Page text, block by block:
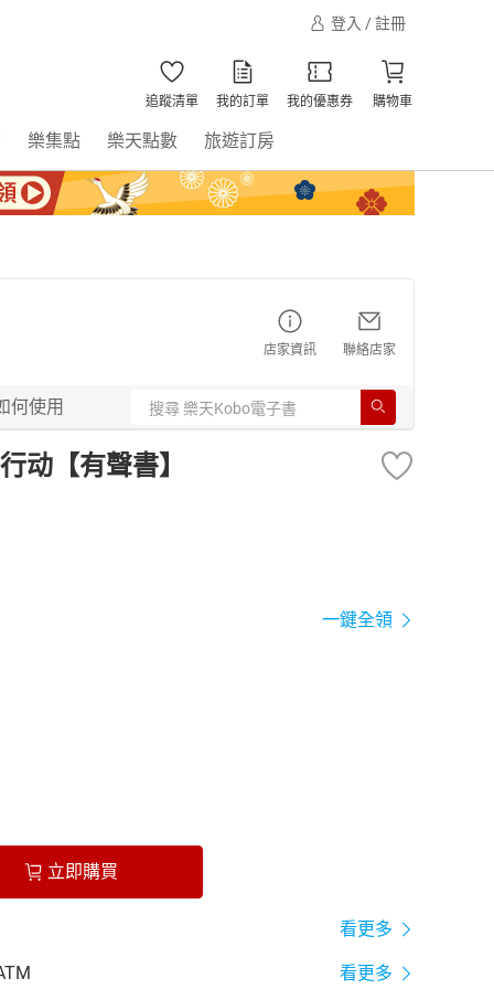
登入 / 註冊
追蹤清單 我的訂單 我的優惠券 購物車
樂集點 樂天點數 旅遊訂房
店家資訊 聯絡店家
何使用
动【有聲書】
一鍵全領
立即購買
看更多
看更多